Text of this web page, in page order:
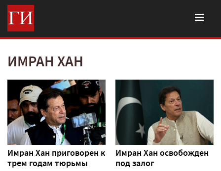
ИМРАН ХАН
Имран Хан приговорен к
трем годам тюрьмы
Имран Хан освобожден
под залог